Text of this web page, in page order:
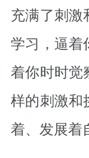
充满了刺激
学习，逼着
着你时时觉
样的刺激和
着、发展着